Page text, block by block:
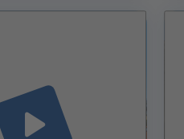
play_arrow